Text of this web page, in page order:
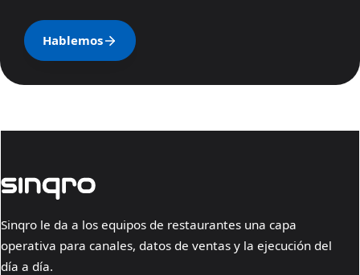
Hablemos
Sinqro le da a los equipos de restaurantes una capa
operativa para canales, datos de ventas y la ejecución del
día a día.